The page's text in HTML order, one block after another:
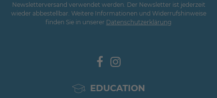
Newsletterversand verwendet werden. Der Newsletter ist jederzeit
wieder abbestellbar. Weitere Informationen und Widerrufshinweise
finden Sie in unserer Daten­schutz­erklärung
EDUCATION